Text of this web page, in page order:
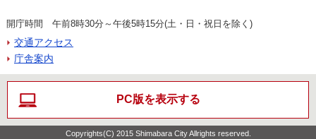
開庁時間 午前8時30分～午後5時15分(土・日・祝日を除く)
交通アクセス
庁舎案内
PC版を表示する
Copyrights(C) 2015 Shimabara City Allrights reserved.